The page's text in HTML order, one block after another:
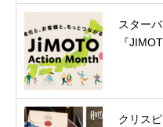
スター
『
クリス